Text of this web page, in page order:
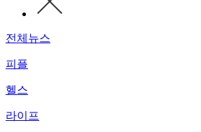
전체뉴스
피플
헬스
라이프